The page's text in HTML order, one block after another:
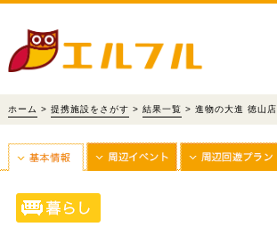
ホーム > 提携施設をさがす > 結果一覧 > 進物の大進 徳山店